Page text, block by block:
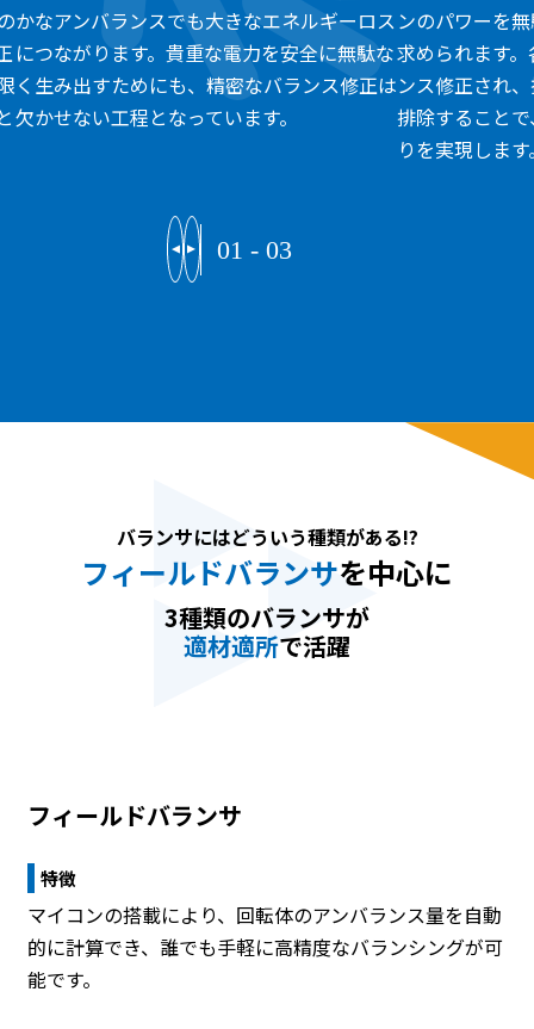
かなアンバランスでも大きなエネルギーロス
につながります。貴重な電力を安全に無駄な
く生み出すためにも、精密なバランス修正は
欠かせない工程となっています。
ンのパワーを
求められます
ンス修正され
排除すること
りを実現します
01 - 03
バランサにはどういう種類がある!?
フィールドバランサを中心に
3種類のバランサが
適材適所で活躍
フィールドバランサ
特徴
マイコンの搭載により、回転体のアンバランス量を自動
的に計算でき、誰でも手軽に高精度なバランシングが可
能です。